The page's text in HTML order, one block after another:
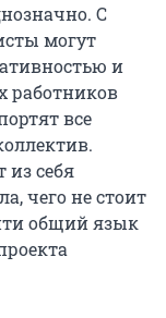
С
могут
и
работников
все
из себя
чего не стоит
общий язык